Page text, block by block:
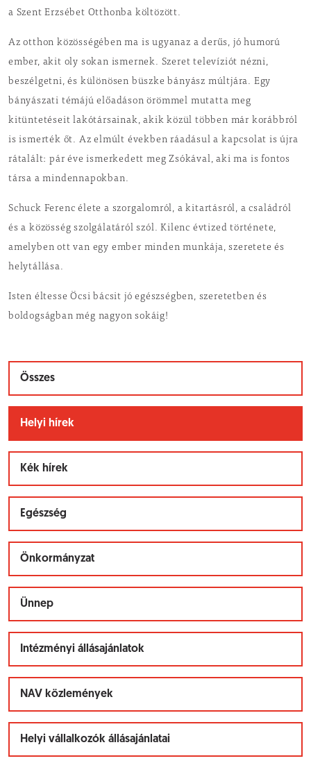
a Szent Erzsébet Otthonba költözött.
Az otthon közösségében ma is ugyanaz a derűs, jó humorú
ember, akit oly sokan ismernek. Szeret televíziót nézni,
beszélgetni, és különösen büszke bányász múltjára. Egy
bányászati témájú előadáson örömmel mutatta meg
kitüntetéseit lakótársainak, akik közül többen már korábbról
is ismerték őt. Az elmúlt években ráadásul a kapcsolat is újra
rátalált: pár éve ismerkedett meg Zsókával, aki ma is fontos
társa a mindennapokban.
Schuck Ferenc élete a szorgalomról, a kitartásról, a családról
és a közösség szolgálatáról szól. Kilenc évtized története,
amelyben ott van egy ember minden munkája, szeretete és
helytállása.
Isten éltesse Öcsi bácsit jó egészségben, szeretetben és
boldogságban még nagyon sokáig!
Összes
Helyi hírek
Kék hírek
Egészség
Önkormányzat
Ünnep
Intézményi állásajánlatok
NAV közlemények
Helyi vállalkozók állásajánlatai